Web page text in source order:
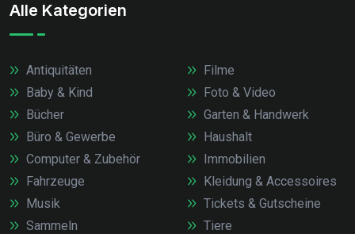
Alle Kategorien
Antiquitäten
Baby & Kind
Bücher
Büro & Gewerbe
Computer & Zubehör
Fahrzeuge
Filme
Foto & Video
Garten & Handwerk
Haushalt
Immobilien
Kleidung & Accessoires
Musik
Sammeln
Tickets & Gutscheine
Tiere